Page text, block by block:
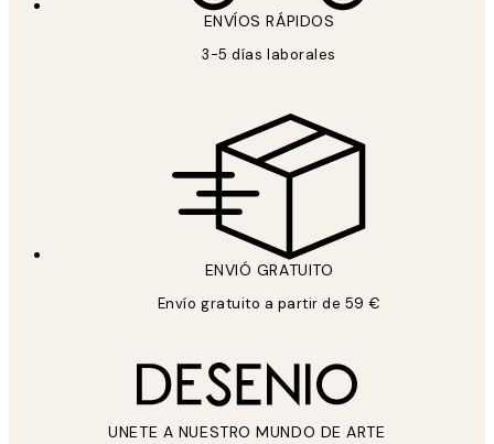
ENVÍOS RÁPIDOS
3-5 días laborales
ENVIÓ GRATUITO
Envío gratuito a partir de 59 €
UNETE A NUESTRO MUNDO DE ARTE